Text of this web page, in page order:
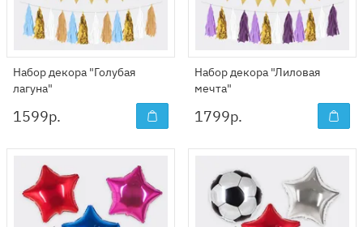
Набор декора "Голубая
лагуна"
1599р.
Набор декора "Лиловая
мечта"
1799р.